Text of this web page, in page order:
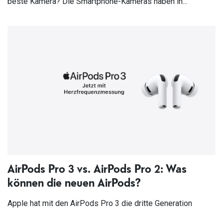
AirPods Pro 3 vs. AirPods Pro 2: Was
können die neuen AirPods?
Apple hat mit den AirPods Pro 3 die dritte Generation